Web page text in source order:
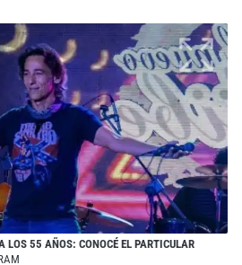
LOS 55 AÑOS: CONOCÉ EL PARTICULAR